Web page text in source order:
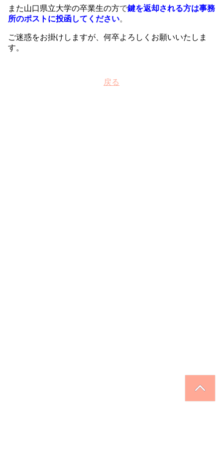
また山口県立大学の卒業生の方で鍵を返却される方は事務
所のポストに投函してください。
ご迷惑をお掛けしますが、何卒よろしくお願いいたしま
す。
戻る